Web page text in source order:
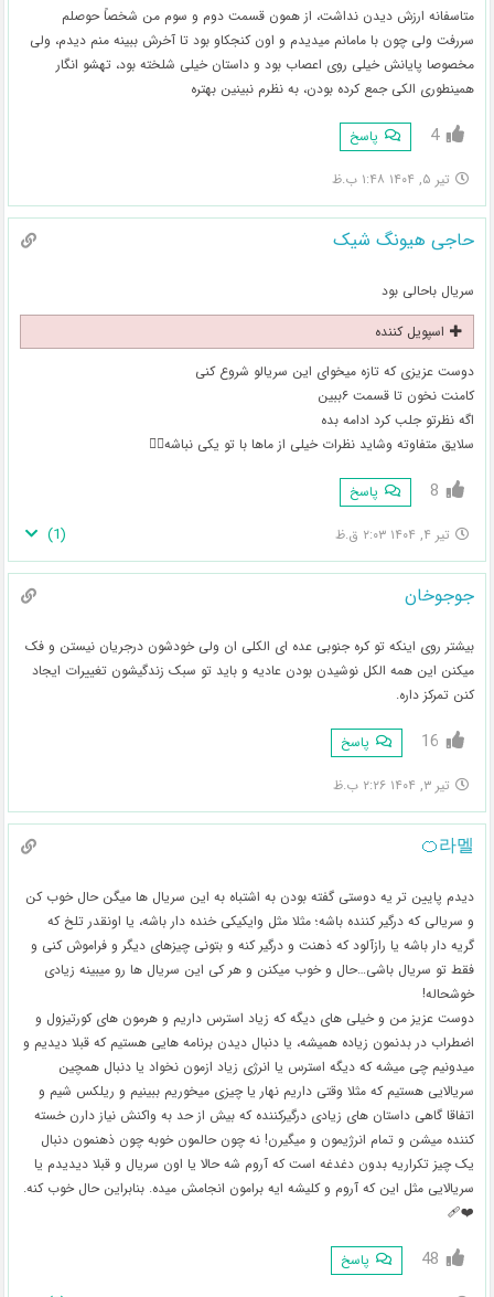
متاسفانه ارزش دیدن نداشت، از همون قسمت دوم و سوم من شخصاً حوصلم
سررفت ولی چون با مامانم میدیدم و اون کنجکاو بود تا آخرش ببینه منم دیدم، ولی
مخصوصا پایانش خیلی روی اعصاب بود و داستان خیلی شلخته بود، تهشو انگار
همینطوری الکی جمع کرده بودن، به نظرم نبینین بهتره
4 پاسخ
تیر ۵, ۱۴۰۴ ۱:۴۸ ب.ظ
حاجی هیونگ شیک
سریال باحالی بود
اسپویل کننده
دوست عزیزی که تازه میخوای این سریالو شروع کنی
کامنت نخون تا قسمت ۶ببین
اگه نظرتو جلب کرد ادامه بده
سلایق متفاوته وشاید نظرات خیلی از ماها با تو یکی نباشه👌🏻
8 پاسخ
تیر ۴, ۱۴۰۴ ۲:۰۳ ق.ظ (
1
)
جوجوخان
بیشتر روی اینکه تو کره جنوبی عده ای الکلی ان ولی خودشون درجریان نیستن و فک
میکنن این همه الکل نوشیدن بودن عادیه و باید تو سبک زندگیشون تغییرات ایجاد
کنن تمرکز داره.
16 پاسخ
تیر ۳, ۱۴۰۴ ۲:۲۶ ب.ظ
라멜🍊
دیدم پایین تر یه دوستی گفته بودن به اشتباه به این سریال ها میگن حال خوب کن
و سریالی که درگیر کننده باشه؛ مثلا مثل وایکیکی خنده دار باشه، یا اونقدر تلخ که
گریه دار باشه یا رازآلود که ذهنت و درگیر کنه و بتونی چیزهای دیگر و فراموش کنی و
فقط تو سریال باشی…حال و خوب میکنن و هر کی این سریال ها رو میبینه زیادی
خوشحاله!
دوست عزیز من و خیلی های دیگه که زیاد استرس داریم و هرمون های کورتیزول و
اضطراب در بدنمون زیاده همیشه، یا دنبال دیدن برنامه هایی هستیم که قبلا دیدیم و
میدونیم چی میشه که دیگه استرس یا انرژی زیاد ازمون نخواد یا دنبال همچین
سریالایی هستیم که مثلا وقتی داریم نهار یا چیزی میخوریم ببینیم و ریلکس شیم و
اتفاقا گاهی داستان های زیادی درگیرکننده که بیش از حد به واکنش نیاز دارن خسته
کننده میشن و تمام انرژیمون و میگیرن! نه چون حالمون خوبه چون ذهنمون دنبال
یک چیز تکراریه بدون دغدغه است که آروم شه حالا یا اون سریال و قبلا دیدیدم یا
سریالایی مثل این که آروم و کلیشه ایه برامون انجامش میده. بنابراین حال خوب کنه.
❤️‍🩹
48 پاسخ